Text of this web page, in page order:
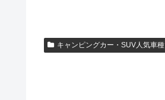
キャンピングカー・SUV人気車種